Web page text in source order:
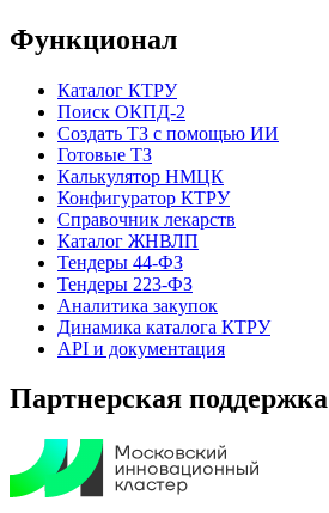
Функционал
Каталог КТРУ
Поиск ОКПД-2
Создать ТЗ с помощью ИИ
Готовые ТЗ
Калькулятор НМЦК
Конфигуратор КТРУ
Справочник лекарств
Каталог ЖНВЛП
Тендеры 44-ФЗ
Тендеры 223-ФЗ
Аналитика закупок
Динамика каталога КТРУ
API и документация
Партнерская поддержка